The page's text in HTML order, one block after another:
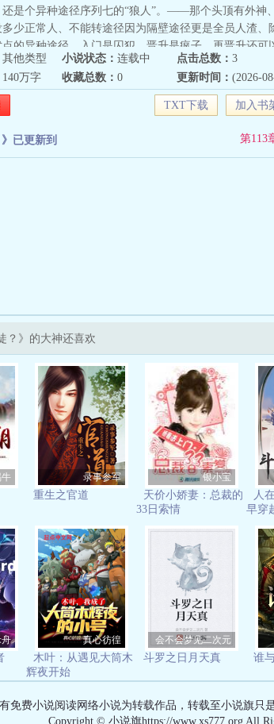
是个异种途径序列七的“狼人”。——那个头顶有外神
少正常人、不能转途径因为隔壁途径更是全员人渣、
的异种途径。入门是囚犯，晋升是疯子，再晋升还可
想都是前途一片黑暗啊，哈哈。——所以，为什么见
像都认识我，还硬要给我塞offer啊？我不是刚穿越的
三神眷者三家信徒啊！对此，苜蓿号惨案的幸存者、
认识的愚者狂信徒兼眷者、值夜者和红手套编外成员
王的挚友、塔罗会的【高塔】先生，以及欲望与诅咒的
本人性格正直，介于守序善和中立善之间。5.捞人救
其他类型 小说状态： 连载中 点击总数： 3
140万字 收藏总数： 0 更新时间： (2026-
TXT下载 加入书
已更新到 第113
？》的大神还喜欢
录事参军
重生之官道
银小宝
天价小娇妻：总裁的
33日索情
人
早穿
真心彷徨
木叶：从遇见大筒木
辉夜开始
会不会梦见二次元
斗罗之日月天真 谁
免费小说阅读网络小说为转载作品，转载至小说旗只
Copyright © 小说旗https://www.xs777.org All